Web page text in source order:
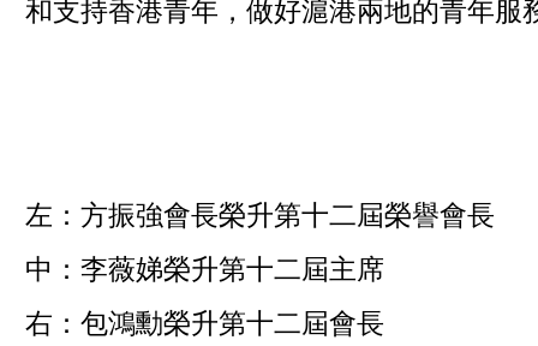
和支持香港青年，做好滬港兩地的青年服
左：方振強會長榮升第十二屆榮譽會長
中：李薇娣榮升第十二屆主席
右：包鴻勳榮升第十二屆會長